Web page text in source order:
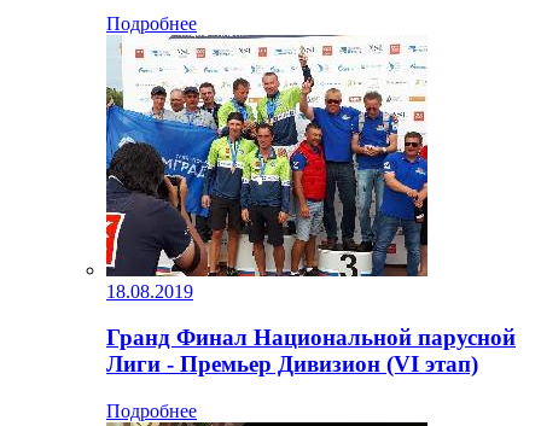
Подробнее
18.08.2019
Гранд Финал Национальной парусной
Лиги - Премьер Дивизион (VI этап)
Подробнее